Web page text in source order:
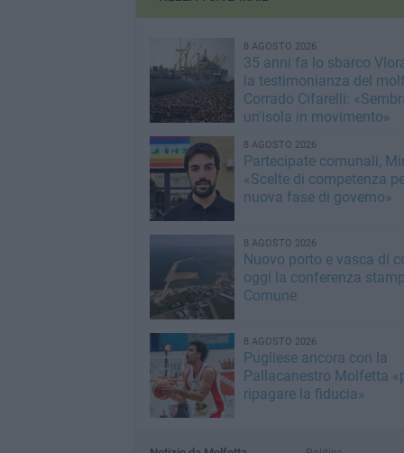
8 AGOSTO 2026
35 anni fa lo sbarco
la testimonianza del
Corrado Cifarelli:
un'isola in movimento»
8 AGOSTO 2026
Partecipate comunali,
«Scelte di competenza
nuova fase di governo»
8 AGOSTO 2026
Nuovo porto e vasca di
oggi la conferenza
Comune
8 AGOSTO 2026
Pugliese ancora con la
Pallacanestro Molfetta
ripagare la fiducia»